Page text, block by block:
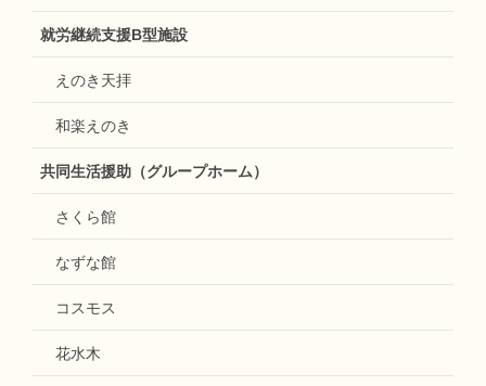
就労継続支援B型施設
えのき天拝
和楽えのき
共同生活援助（グループホーム）
さくら館
なずな館
コスモス
花水木